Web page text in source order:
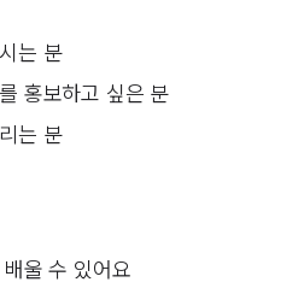
는 분
홍보하고 싶은 분
는 분
울 수 있어요